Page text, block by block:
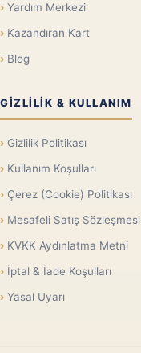
Yardım Merkezi
Kazandıran Kart
Blog
GIZLILIK & KULLANIM
Gizlilik Politikası
Kullanım Koşulları
Çerez (Cookie) Politikası
Mesafeli Satış Sözleşmesi
KVKK Aydınlatma Metni
İptal & İade Koşulları
Yasal Uyarı